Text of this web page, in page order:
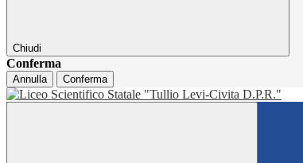
Chiudi
Conferma
Annulla Conferma